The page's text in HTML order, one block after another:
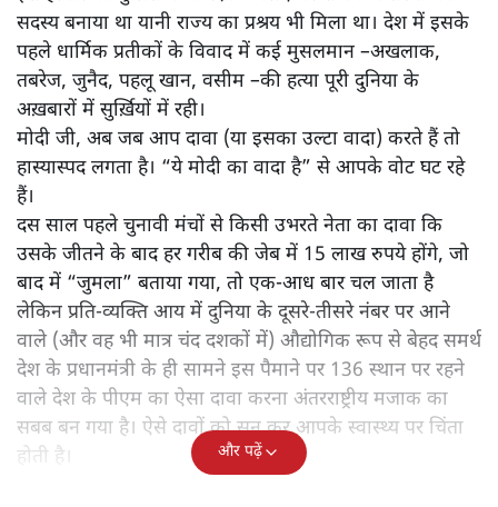
सदस्य बनाया था यानी राज्य का प्रश्रय भी मिला था। देश में इसके
पहले धार्मिक प्रतीकों के विवाद में कई मुसलमान –अखलाक,
तबरेज, जुनैद, पहलू खान, वसीम –की हत्या पूरी दुनिया के
अख़बारों में सुर्ख़ियों में रही।
मोदी जी, अब जब आप दावा (या इसका उल्टा वादा) करते हैं तो
हास्यास्पद लगता है। “ये मोदी का वादा है” से आपके वोट घट रहे
हैं।
दस साल पहले चुनावी मंचों से किसी उभरते नेता का दावा कि
उसके जीतने के बाद हर गरीब की जेब में 15 लाख रुपये होंगे, जो
बाद में “जुमला” बताया गया, तो एक-आध बार चल जाता है
लेकिन प्रति-व्यक्ति आय में दुनिया के दूसरे-तीसरे नंबर पर आने
वाले (और वह भी मात्र चंद दशकों में) औद्योगिक रूप से बेहद समर्थ
देश के प्रधानमंत्री के ही सामने इस पैमाने पर 136 स्थान पर रहने
वाले देश के पीएम का ऐसा दावा करना अंतरराष्ट्रीय मजाक का
सबब बन गया है। ऐसे दावों को सुन कर आपके स्वास्थ्य पर चिंता
होती है।
और पढ़ें